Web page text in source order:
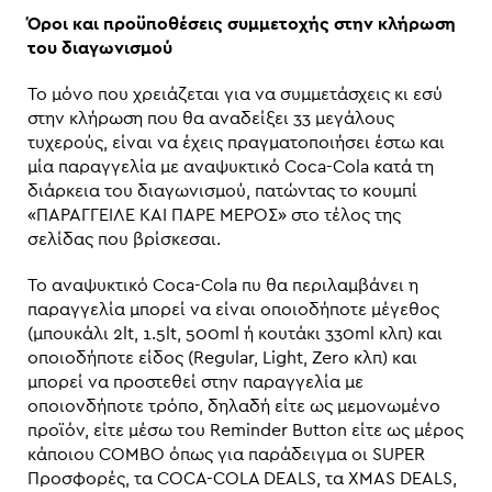
Όροι και προϋποθέσεις συμμετοχής στην κλήρωση
του διαγωνισμού
Το μόνο που χρειάζεται για να συμμετάσχεις κι εσύ
στην κλήρωση που θα αναδείξει 33 μεγάλους
τυχερούς, είναι να έχεις πραγματοποιήσει έστω και
μία παραγγελία με αναψυκτικό Coca-Cola κατά τη
διάρκεια του διαγωνισμού, πατώντας το κουμπί
«ΠΑΡΑΓΓΕΙΛΕ ΚΑΙ ΠΑΡΕ ΜΕΡΟΣ» στο τέλος της
σελίδας που βρίσκεσαι.
Το αναψυκτικό Coca-Cola πυ θα περιλαμβάνει η
παραγγελία μπορεί να είναι οποιοδήποτε μέγεθος
(μπουκάλι 2lt, 1.5lt, 500ml ή κουτάκι 330ml κλπ) και
οποιοδήποτε είδος (Regular, Light, Zero κλπ) και
μπορεί να προστεθεί στην παραγγελία με
οποιονδήποτε τρόπο, δηλαδή είτε ως μεμονωμένο
προϊόν, είτε μέσω του Reminder Button είτε ως μέρος
κάποιου COMBO όπως για παράδειγμα οι SUPER
Προσφορές, τα COCA-COLA DEALS, τα XMAS DEALS,